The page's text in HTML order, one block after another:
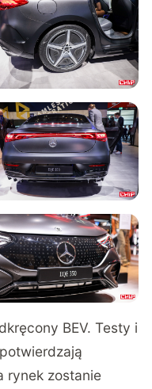
BEV. Testy i
rynek zostanie